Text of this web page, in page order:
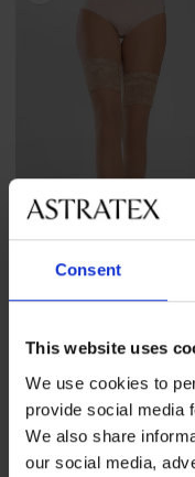
Consent
This website uses
We use cookies to
provide social media
We also share
our social media,
2+1 BREZPLAČNO
Samostoječe nogavice
10,99 €akcija 2+1
BREZPLAČNO